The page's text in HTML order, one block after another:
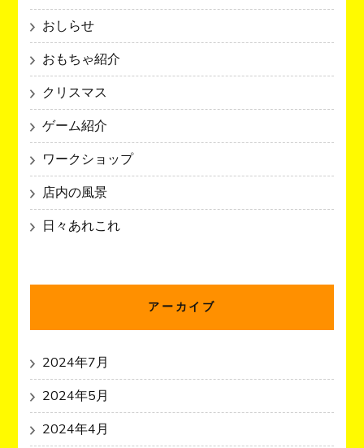
おしらせ
おもちゃ紹介
クリスマス
ゲーム紹介
ワークショップ
店内の風景
日々あれこれ
アーカイブ
2024年7月
2024年5月
2024年4月